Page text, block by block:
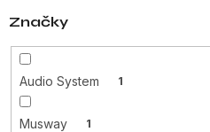
Značky
Audio System 1
Musway 1